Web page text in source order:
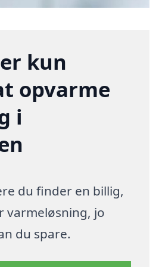
kun
opvarme
i
du finder en billig,
varmeløsning, jo
du spare.